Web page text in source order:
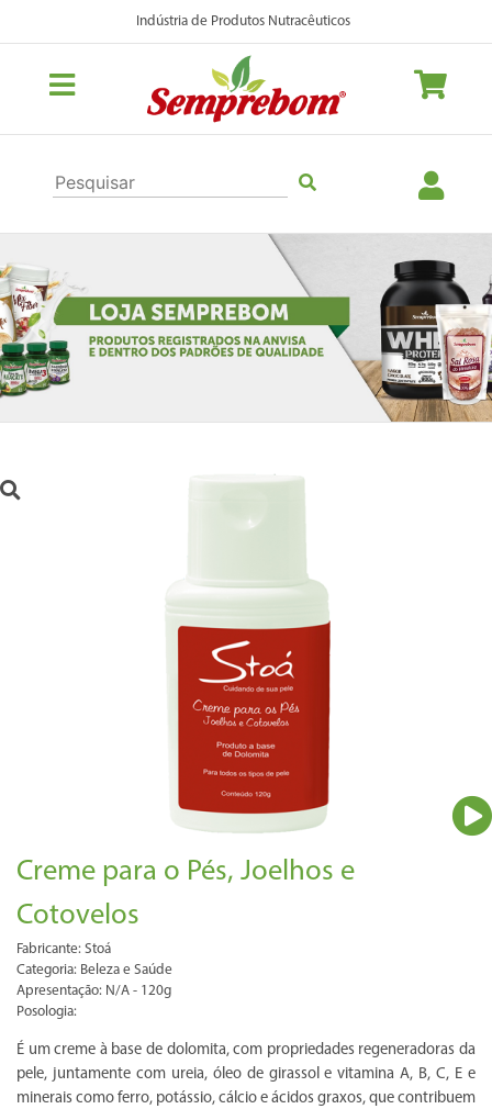
Indústria de Produtos Nutracêuticos
Previous Next
Creme para o Pés, Joelhos e
Cotovelos
Fabricante: Stoá
Categoria: Beleza e Saúde
Apresentação: N/A - 120g
Posologia:
É um creme à base de dolomita, com propriedades regeneradoras da
pele, juntamente com ureia, óleo de girassol e vitamina A, B, C, E e
minerais como ferro, potássio, cálcio e ácidos graxos, que contribuem